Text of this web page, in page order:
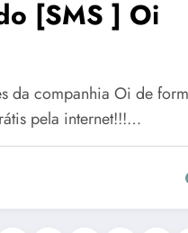
[SMS ] Oi
da companhia Oi de
pela internet!!!…